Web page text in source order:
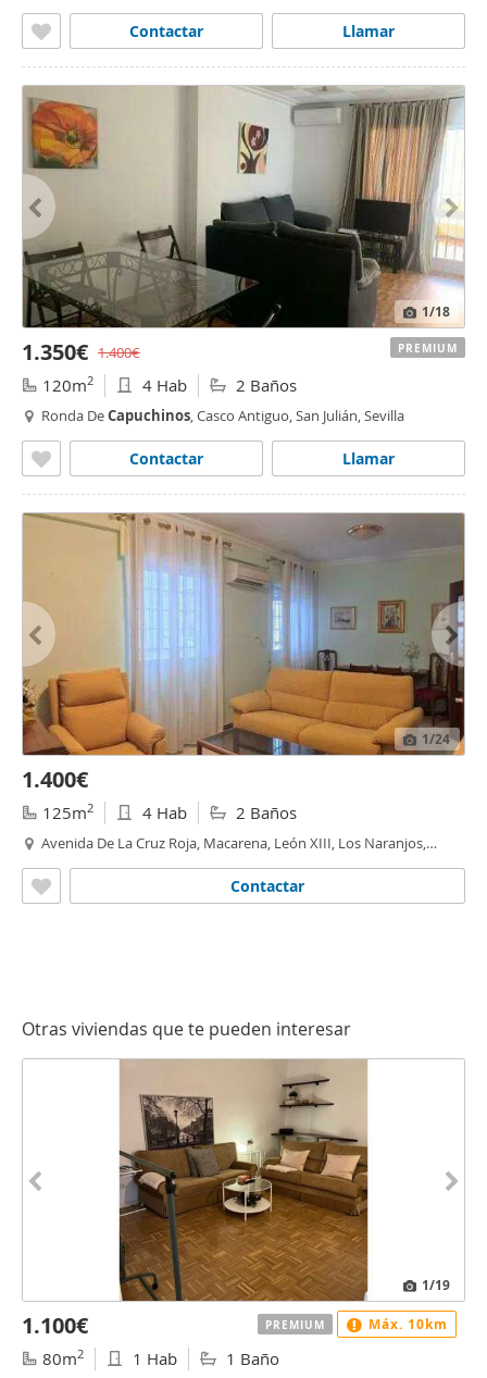
Llamar
Contactar
1/18
1.350€ 1.400€
120m2 4 Hab 2 Baños
Ronda DeCapuchinos, Casco Antiguo, San Julián, Sevilla
Llamar
Contactar
PREMIUM
1/24
1.400€
125m2 4 Hab 2 Baños
Avenida De La Cruz Roja, Macarena, León XIII, Los Naranjos,
Contactar
Otras viviendas que te pueden interesar
1/19
1.100€
80m2 1 Hab 1 Baño
PREMIUM Máx. 10km